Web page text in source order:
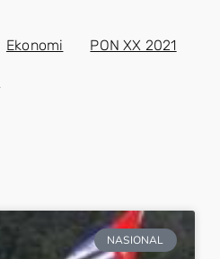
Ekonomi PON XX 2021
NASIONAL